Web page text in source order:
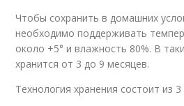
Чтобы сохранить в домашних
необходимо поддерживать
около +5° и влажность 80%. В
хранится от 3 до 9 месяцев.
Технология хранения состоит из 3